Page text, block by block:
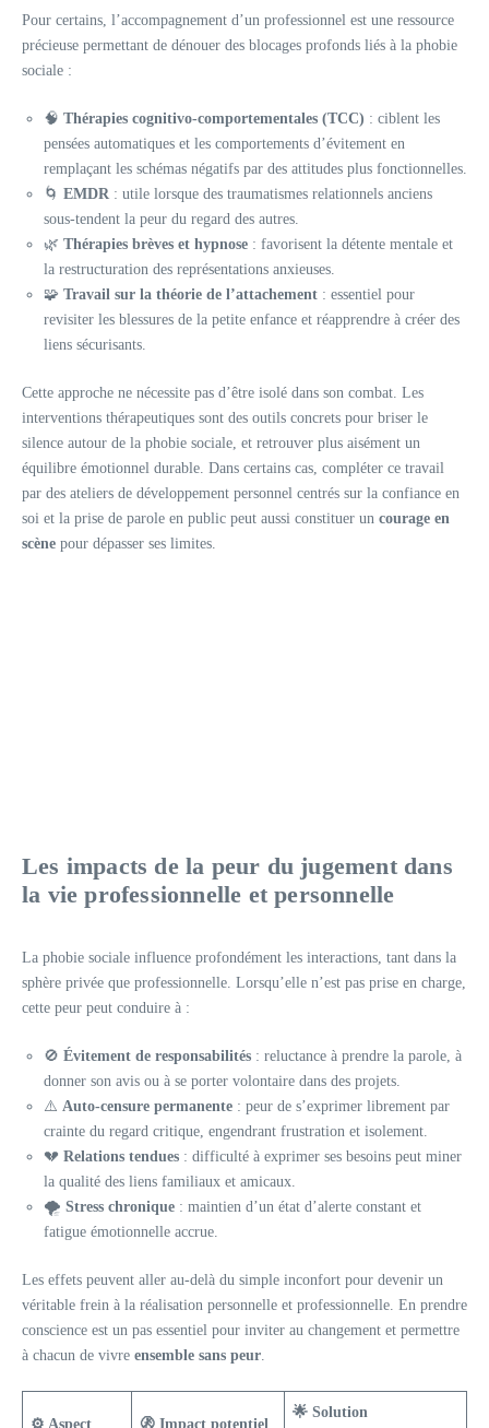
Pour certains, l’accompagnement d’un professionnel est une ressource
précieuse permettant de dénouer des blocages profonds liés à la phobie
sociale :
🧠 Thérapies cognitivo-comportementales (TCC) : ciblent les
pensées automatiques et les comportements d’évitement en
remplaçant les schémas négatifs par des attitudes plus fonctionnelles.
🌀 EMDR : utile lorsque des traumatismes relationnels anciens
sous-tendent la peur du regard des autres.
🌿 Thérapies brèves et hypnose : favorisent la détente mentale et
la restructuration des représentations anxieuses.
🧩 Travail sur la théorie de l’attachement : essentiel pour
revisiter les blessures de la petite enfance et réapprendre à créer des
liens sécurisants.
Cette approche ne nécessite pas d’être isolé dans son combat. Les
interventions thérapeutiques sont des outils concrets pour briser le
silence autour de la phobie sociale, et retrouver plus aisément un
équilibre émotionnel durable. Dans certains cas, compléter ce travail
par des ateliers de développement personnel centrés sur la confiance en
soi et la prise de parole en public peut aussi constituer un courage en
scène pour dépasser ses limites.
Les impacts de la peur du jugement dans
la vie professionnelle et personnelle
La phobie sociale influence profondément les interactions, tant dans la
sphère privée que professionnelle. Lorsqu’elle n’est pas prise en charge,
cette peur peut conduire à :
🚫 Évitement de responsabilités : reluctance à prendre la parole, à
donner son avis ou à se porter volontaire dans des projets.
⚠️ Auto-censure permanente : peur de s’exprimer librement par
crainte du regard critique, engendrant frustration et isolement.
💔 Relations tendues : difficulté à exprimer ses besoins peut miner
la qualité des liens familiaux et amicaux.
🌪️ Stress chronique : maintien d’un état d’alerte constant et
fatigue émotionnelle accrue.
Les effets peuvent aller au-delà du simple inconfort pour devenir un
véritable frein à la réalisation personnelle et professionnelle. En prendre
conscience est un pas essentiel pour inviter au changement et permettre
à chacun de vivre ensemble sans peur.
⚙️ Aspect 🚷 Impact potentiel
🌟 Solution